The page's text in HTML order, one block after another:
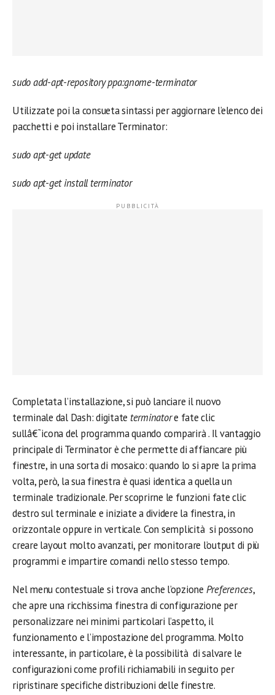
sudo add-apt-repository ppa:gnome-terminator
Utilizzate poi la consueta sintassi per aggiornare l’elenco dei
pacchetti e poi installare Terminator:
sudo apt-get update
sudo apt-get install terminator
Completata l’installazione, si può lanciare il nuovo
terminale dal Dash: digitate terminatore fate clic
sullâ€˜icona del programma quando comparirà . Il vantaggio
principale di Terminator è che permette di affiancare più
finestre, in una sorta di mosaico: quando lo si apre la prima
volta, però, la sua finestra è quasi identica a quella un
terminale tradizionale. Per scoprirne le funzioni fate clic
destro sul terminale e iniziate a dividere la finestra, in
orizzontale oppure in verticale. Con semplicità si possono
creare layout molto avanzati, per monitorare l’output di più
programmi e impartire comandi nello stesso tempo.
Nel menu contestuale si trova anche l’opzione Preferences,
che apre una ricchissima finestra di configurazione per
personalizzare nei minimi particolari l’aspetto, il
funzionamento e l’impostazione del programma. Molto
interessante, in particolare, è la possibilità di salvare le
configurazioni come profili richiamabili in seguito per
ripristinare specifiche distribuzioni delle finestre.